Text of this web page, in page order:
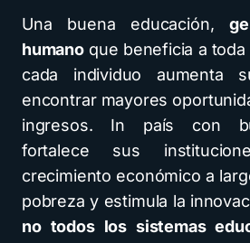
Una buena educación,
humanoque beneficia a toda
cada individuo aumenta
encontrar mayores
ingresos. In país con
fortalece sus
crecimiento económico a
pobreza y estimula la
no todos los sistemas